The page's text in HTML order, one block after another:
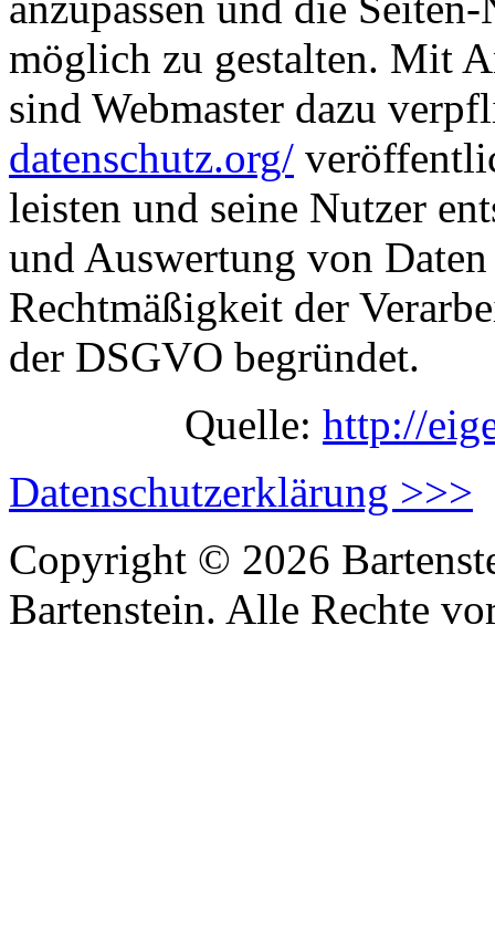
möglich zu gestalten. Mit
sind Webmaster dazu
datenschutz.org/
leisten und seine Nutzer
und Auswertung von
Rechtmäßigkeit der
der DSGVO begründet.
Quelle: http://
Datenschutzerklärung >>>
Copyright © 2026
Bartenstein. Alle Rechte